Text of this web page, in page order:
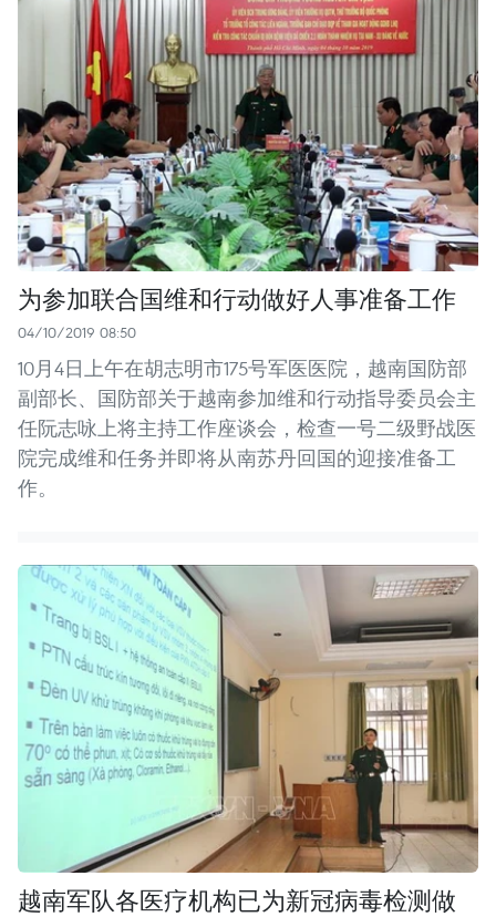
为参加联合国维和行动做好人事准备工作
04/10/2019 08:50
10月4日上午在胡志明市175号军医医院，越南国防部
副部长、国防部关于越南参加维和行动指导委员会主
任阮志咏上将主持工作座谈会，检查一号二级野战医
院完成维和任务并即将从南苏丹回国的迎接准备工
作。
越南军队各医疗机构已为新冠病毒检测做